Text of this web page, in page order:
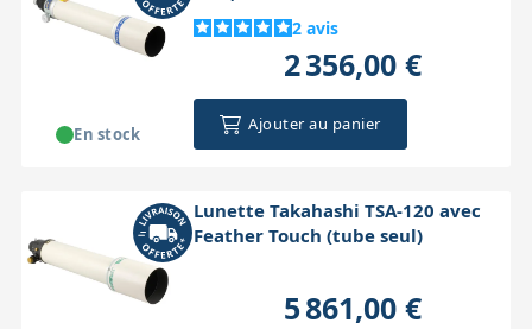
2 avis
2 356,00 €
Ajouter au panier
En stock
Lunette Takahashi TSA-120 avec
Feather Touch (tube seul)
5 861,00 €